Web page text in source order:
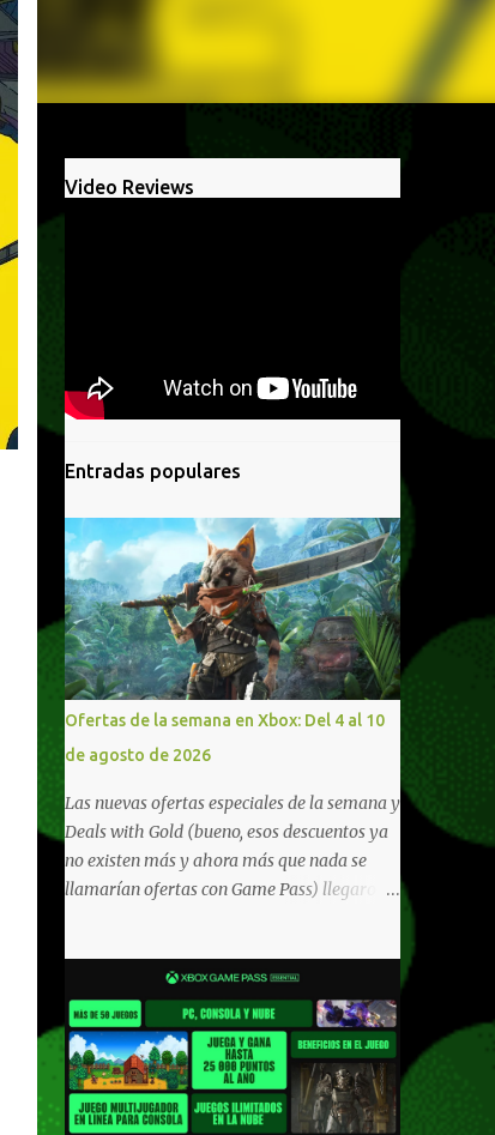
Video Reviews
Entradas populares
Ofertas de la semana en Xbox: Del 4 al 10
de agosto de 2026
Las nuevas ofertas especiales de la semana y
Deals with Gold (bueno, esos descuentos ya
no existen más y ahora más que nada se
llamarían ofertas con Game Pass) llegaron a
10/11, varios de los juegos que están de
oferta también cuentan con soporte para
Xbox Play Anywhere, lo que nos permite
jugarlos y mantener un progreso
compartido en Windows PC y Xbox, y
tenemos un listado de juegos compatibles